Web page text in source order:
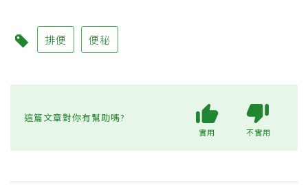
排便 便秘
這篇文章對你有幫助嗎?
實用 不實用